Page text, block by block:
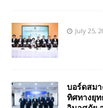
July 25,
บอร์ดสม
ทิศทางยุ